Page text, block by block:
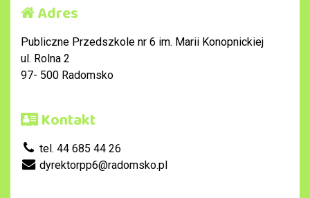
Adres
Publiczne Przedszkole nr 6 im. Marii Konopnickiej
ul. Rolna 2
97- 500 Radomsko
Kontakt
tel. 44 685 44 26
dyrektorpp6@radomsko.pl